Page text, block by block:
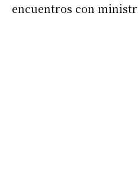
encuentros con